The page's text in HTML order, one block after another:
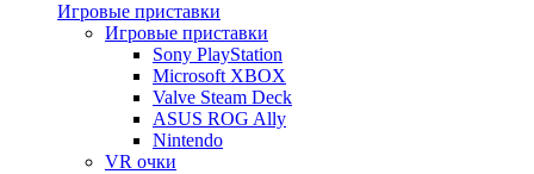
Игровые приставки
Игровые приставки
Sony PlayStation
Microsoft XBOX
Valve Steam Deck
ASUS ROG Ally
Nintendo
VR очки